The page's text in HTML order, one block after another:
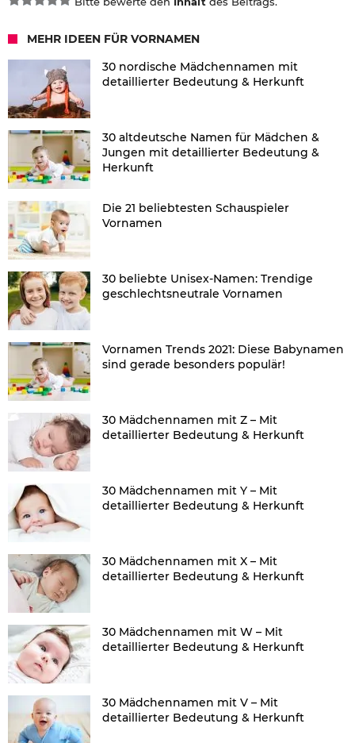
MEHR IDEEN FÜR VORNAMEN
30 nordische Mädchennamen mit
detaillierter Bedeutung & Herkunft
30 altdeutsche Namen für Mädchen &
Jungen mit detaillierter Bedeutung &
Herkunft
Die 21 beliebtesten Schauspieler
Vornamen
30 beliebte Unisex-Namen: Trendige
geschlechtsneutrale Vornamen
Vornamen Trends 2021: Diese Babynamen
sind gerade besonders populär!
30 Mädchennamen mit Z – Mit
detaillierter Bedeutung & Herkunft
30 Mädchennamen mit Y – Mit
detaillierter Bedeutung & Herkunft
30 Mädchennamen mit X – Mit
detaillierter Bedeutung & Herkunft
30 Mädchennamen mit W – Mit
detaillierter Bedeutung & Herkunft
30 Mädchennamen mit V – Mit
detaillierter Bedeutung & Herkunft